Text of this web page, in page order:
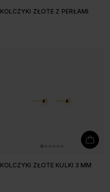
KOLCZYKI ZŁOTE Z PERŁAMI
KOLCZYKI ZŁOTE KULKI 3 MM